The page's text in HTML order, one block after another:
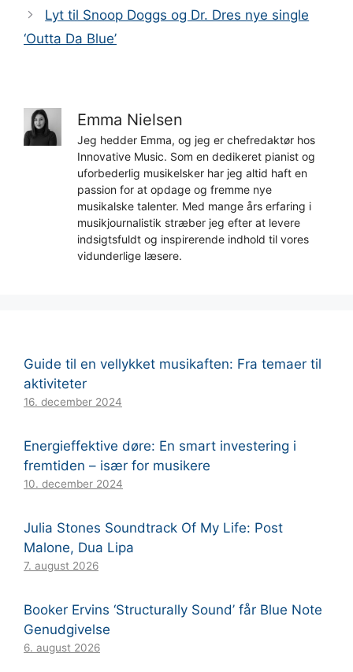
Lyt til Snoop Doggs og Dr. Dres nye single
‘Outta Da Blue’
Emma Nielsen
Jeg hedder Emma, og jeg er chefredaktør hos
Innovative Music. Som en dedikeret pianist og
uforbederlig musikelsker har jeg altid haft en
passion for at opdage og fremme nye
musikalske talenter. Med mange års erfaring i
musikjournalistik stræber jeg efter at levere
indsigtsfuldt og inspirerende indhold til vores
vidunderlige læsere.
Guide til en vellykket musikaften: Fra temaer til
aktiviteter
16. december 2024
Energieffektive døre: En smart investering i
fremtiden – især for musikere
10. december 2024
Julia Stones Soundtrack Of My Life: Post
Malone, Dua Lipa
7. august 2026
Booker Ervins ‘Structurally Sound’ får Blue Note
Genudgivelse
6. august 2026